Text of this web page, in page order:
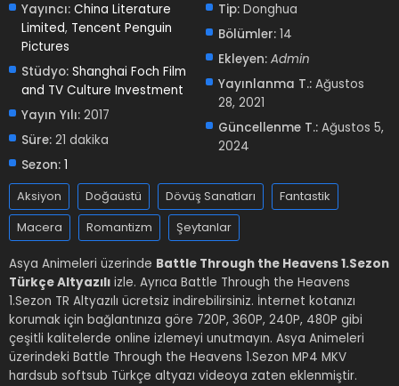
Yayıncı: China Literature
Limited, Tencent Penguin
Pictures
Stüdyo: Shanghai Foch Film
and TV Culture Investment
Yayın Yılı: 2017
Süre: 21 dakika
Sezon: 1
Tip: Donghua
Bölümler: 14
Ekleyen: Admin
Yayınlanma T.: Ağustos
28, 2021
Güncellenme T.: Ağustos 5,
2024
Aksiyon Doğaüstü Dövüş Sanatları
Fantastik
Macera
Romantizm Şeytanlar
Asya Animeleri üzerinde Battle Through the Heavens 1.Sezon
Türkçe Altyazılı izle. Ayrıca Battle Through the Heavens
1.Sezon TR Altyazılı ücretsiz indirebilirsiniz. İnternet kotanızı
korumak için bağlantınıza göre 720P, 360P, 240P, 480P gibi
çeşitli kalitelerde online izlemeyi unutmayın. Asya Animeleri
üzerindeki Battle Through the Heavens 1.Sezon MP4 MKV
hardsub softsub Türkçe altyazı videoya zaten eklenmiştir.